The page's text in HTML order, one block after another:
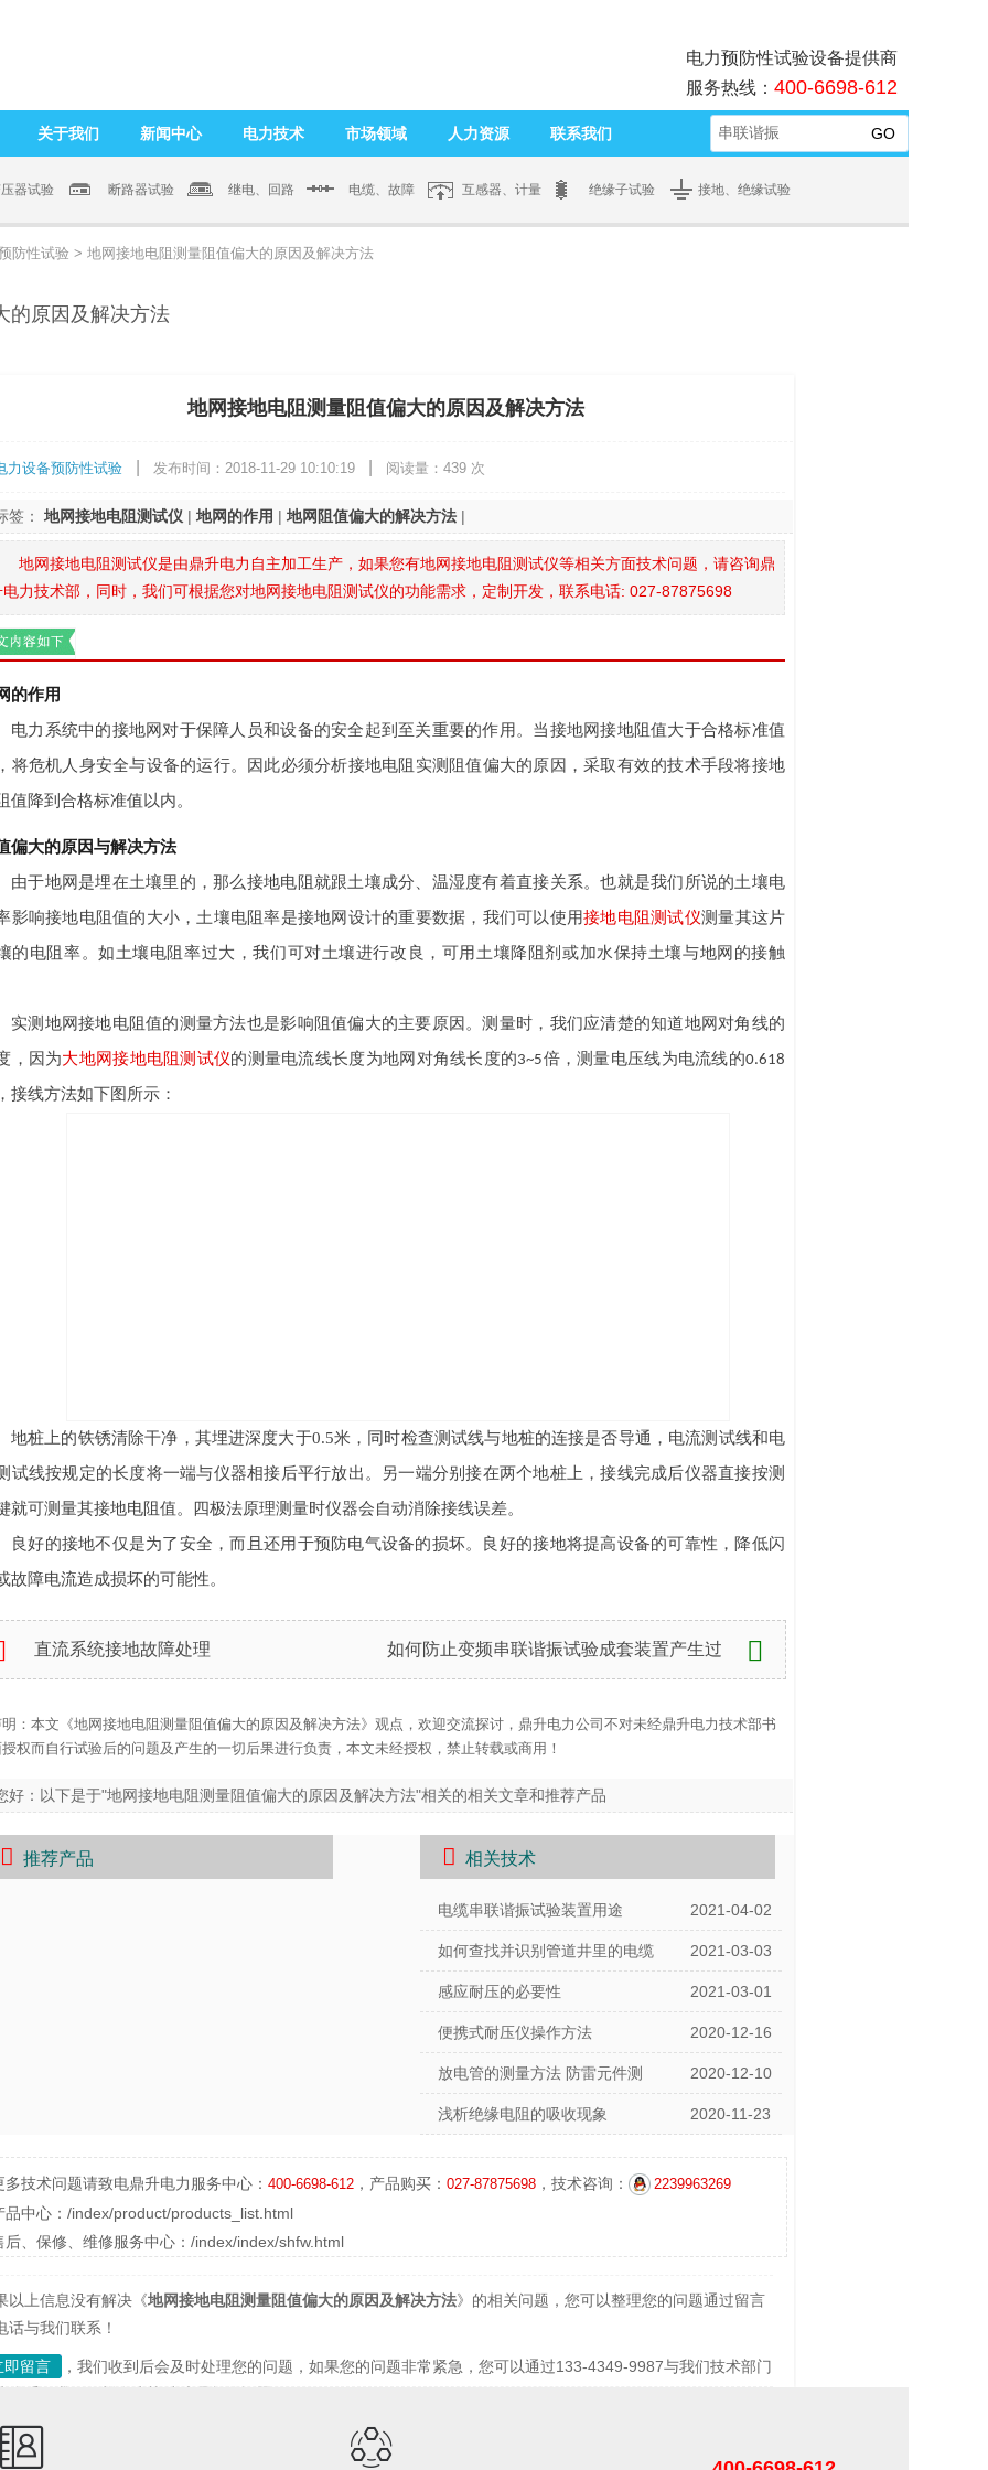
电力预防性试验设备提供商
服务热线： 400-6698-612
关于我们 新闻中心 电力技术 市场领域 人力资源 联系我们
器试验 断路器试验 继电、回路 电缆、故障 互感器、计量 绝缘子试验 接地、绝缘试验
防性试验 > 地网接地电阻测量阻值偏大的原因及解决方法
的原因及解决方法
地网接地电阻测量阻值偏大的原因及解决方法
力设备预防性试验 发布时间： 2018-11-29 10:10:19 阅读量： 439 次
签： 地网接地电阻测试仪 | 地网的作用 | 地网阻值偏大的解决方法 |
地网接地电阻测试仪是由鼎升电力自主加工生产，如果您有地网接地电阻测试仪等相关方面技术问题，请咨询鼎
电力技术部，同时，我们可根据您对地网接地电阻测试仪的功能需求，定制开发，联系电话: 027-87875698
的作用
电力系统中的接地网对于保障人员和设备的安全起到至关重要的作用。当接地网接地阻值大于合格标准值
将危机人身安全与设备的运行。因此必须分析接地电阻实测阻值偏大的原因，采取有效的技术手段将接地
值降到合格标准值以内。
偏大的原因与解决方法
由于地网是埋在土壤里的，那么接地电阻就跟土壤成分、温湿度有着直接关系。也就是我们所说的土壤电
影响接地电阻值的大小，土壤电阻率是接地网设计的重要数据，我们可以使用接地电阻测试仪测量其这片
的电阻率。如土壤电阻率过大，我们可对土壤进行改良，可用土壤降阻剂或加水保持土壤与地网的接触
实测地网接地电阻值的测量方法也是影响阻值偏大的主要原因。测量时，我们应清楚的知道地网对角线的
，因为大地网接地电阻测试仪的测量电流线长度为地网对角线长度的3~5倍，测量电压线为电流线的0.618
接线方法如下图所示：
地桩上的铁锈清除干净，其埋进深度大于0.5米，同时检查测试线与地桩的连接是否导通，电流测试线和电
试线按规定的长度将一端与仪器相接后平行放出。另一端分别接在两个地桩上，接线完成后仪器直接按测
就可测量其接地电阻值。四极法原理测量时仪器会自动消除接线误差。
良好的接地不仅是为了安全，而且还用于预防电气设备的损坏。良好的接地将提高设备的可靠性，降低闪
故障电流造成损坏的可能性。
直流系统接地故障处理 
如何防止变频串联谐振试验成套装置产生过
：本文《地网接地电阻测量阻值偏大的原因及解决方法》观点，欢迎交流探讨，鼎升电力公司不对未经鼎升电力技术部书
权而自行试验后的问题及产生的一切后果进行负责，本文未经授权，禁止转载或商用！
好：以下是于"地网接地电阻测量阻值偏大的原因及解决方法"相关的相关文章和推荐产品
推荐产品 相关技术
电缆串联谐振试验装置用途 2021-04-02
如何查找并识别管道井里的电缆 2021-03-03
感应耐压的必要性 2021-03-01
便携式耐压仪操作方法 2020-12-16
放电管的测量方法 防雷元件测 2020-12-10
浅析绝缘电阻的吸收现象 2020-11-23
多技术问题请致电鼎升电力服务中心： 400-6698-612 ，产品购买： 027-87875698 ，技术咨询： 2239963269
品中心： /index/product/products_list.html
后、保修、维修服务中心： /index/index/shfw.html
以上信息没有解决《地网接地电阻测量阻值偏大的原因及解决方法》的相关问题，您可以整理您的问题通过留言
话与我们联系！
即留言
，我们收到后会及时处理您的问题，如果您的问题非常紧急，您可以通过133-4349-9987与我们技术部门